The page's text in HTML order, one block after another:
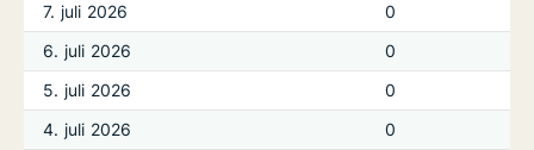
7. juli 2026
0
6. juli 2026
0
5. juli 2026
0
4. juli 2026
0